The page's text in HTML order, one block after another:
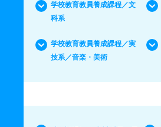
学校教育教員養成課程／文
科系
学校教育教員養成課程／実
技系／音楽・美術